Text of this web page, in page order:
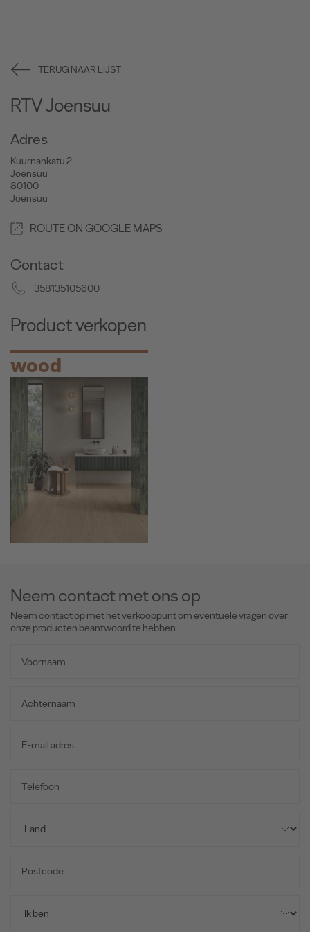
TERUG NAAR LIJST
RTV Joensuu
Adres
Kuurnankatu 2
Joensuu
80100
Joensuu
ROUTE ON GOOGLE MAPS
Contact
358135105600
Product verkopen
wood
Neem contact met ons op
Neem contact op met het verkooppunt om eventuele vragen over
onze producten beantwoord te hebben